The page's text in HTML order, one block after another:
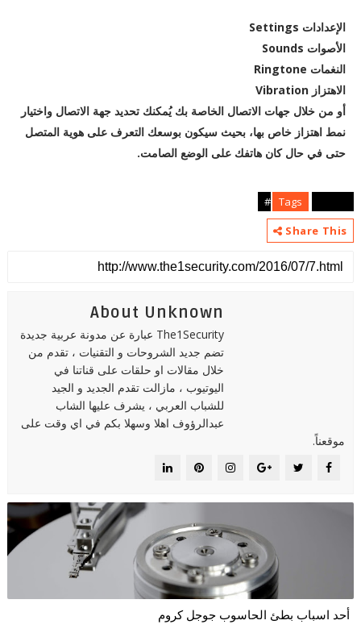
الإعدادات Settings
الأصوات Sounds
النغمات Ringtone
الاهتزاز Vibration
أو من خلال جهات الاتصال الخاصة بك يُمكنك تحديد جهة الاتصال واختيار
نمط اهتزاز خاص بها، بحيث سيكون بوسعك التعرف على هوية المتصل
حتى في حال كان هاتفك على الوضع الصامت.
Tags
Share This
About Unknown
The1Security عبارة عن مدونة عربية جديدة
تضم جديد الشروحات و التقنيات ، تقدم من
خلال مقالات او حلقات على قناتنا في
اليوتيوب ، مازالت تقدم الجديد و الجيد
للشباب العربي ، يشرف عليها الشاب
عبدالرؤوف اهلا وسهلا بكم في اي وقت على
موقعناً.
أحد اسباب بطئ الحاسوب جوجل كروم